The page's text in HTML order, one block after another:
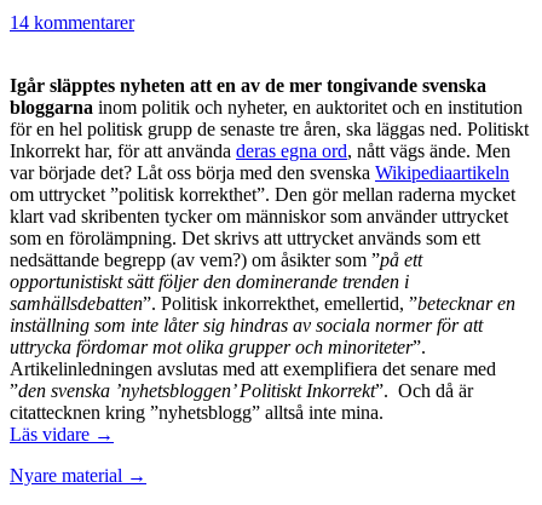
14 kommentarer
Igår släpptes nyheten att en av de mer tongivande svenska
bloggarna inom politik och nyheter, en auktoritet och en institution
för en hel politisk grupp de senaste tre åren, ska läggas ned. Politiskt
Inkorrekt har, för att använda deras egna ord, nått vägs ände. Men
var började det? Låt oss börja med den svenska Wikipediaartikeln
om uttrycket ”politisk korrekthet”. Den gör mellan raderna mycket
klart vad skribenten tycker om människor som använder uttrycket
som en förolämpning. Det skrivs att uttrycket används som ett
nedsättande begrepp (av vem?) om åsikter som ”på ett
opportunistiskt sätt följer den dominerande trenden i
samhällsdebatten”. Politisk inkorrekthet, emellertid, ”betecknar en
inställning som inte låter sig hindras av sociala normer för att
uttrycka fördomar mot olika grupper och minoriteter”.
Artikelinledningen avslutas med att exemplifiera det senare med
”den svenska ’nyhetsbloggen’ Politiskt Inkorrekt”. Och då är
citattecknen kring ”nyhetsblogg” alltså inte mina.
Läs vidare →
Nyare material →